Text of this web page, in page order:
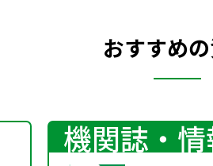
おすすめ
機関誌・